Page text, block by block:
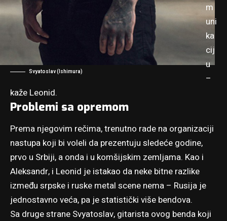
Svyatoslav (Ishimura)
m
uni
ka
cij
u
–
kaže Leonid.
Problemi sa opremom
Prema njegovim rečima, trenutno rade na organizaciji
nastupa koji bi voleli da prezentuju sledeće godine,
prvo u Srbiji, a onda i u komšijskim zemljama. Kao i
Aleksandr, i Leonid je istakao da neke bitne razlike
između srpske i ruske metal scene nema – Rusija je
jednostavno veća, pa je statistički više bendova.
Sa druge strane Svyatoslav, gitarista ovog benda koji